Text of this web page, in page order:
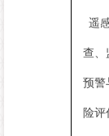
遥
查、
预警
险评